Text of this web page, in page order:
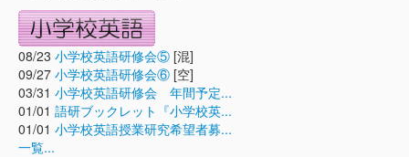
08/23 小学校英語研修会⑤ [混]
09/27 小学校英語研修会⑥ [空]
03/31 小学校英語研修会 年間予定...
01/01 語研ブックレット『小学校英...
01/01 小学校英語授業研究希望者募...
一覧...